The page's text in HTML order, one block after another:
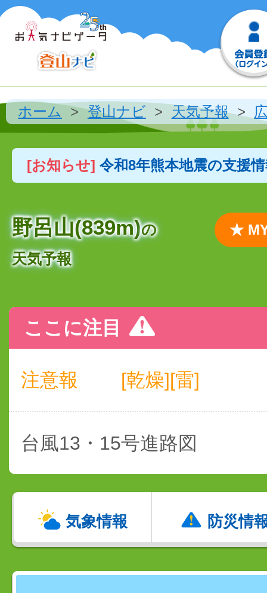
ホーム 登山ナビ 天気予報
[お知らせ] 令和8年熊本地震の支援
野呂山(839m)の
天気予報
★
ここに注目
注意報 [乾燥][雷]
台風13・15号進路図
気象情報 防災情